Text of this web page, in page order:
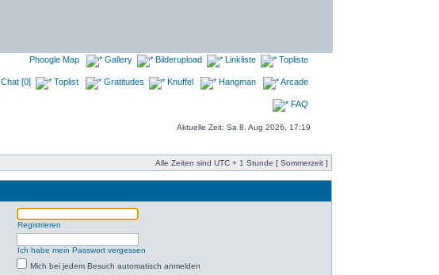
Phoogle Map Gallery Bilderupload Linkliste Topliste
Chat [0] Toplist Gratitudes Knuffel Hangman Arcade
FAQ
Aktuelle Zeit: Sa 8. Aug 2026, 17:19
Alle Zeiten sind UTC + 1 Stunde [ Sommerzeit ]
Registrieren
Ich habe mein Passwort vergessen
Mich bei jedem Besuch automatisch anmelden